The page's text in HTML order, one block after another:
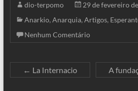
dio-terpomo
29 de fevereiro
Anarkio, Anarquia, Artigos,
Nenhum Comentário
← La Internacio A